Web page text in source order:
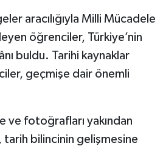
aracılığıyla Milli Mücadele
öğrenciler, Türkiye’nin
buldu. Tarihi kaynaklar
geçmişe dair önemli
ve fotoğrafları yakından
bilincinin gelişmesine